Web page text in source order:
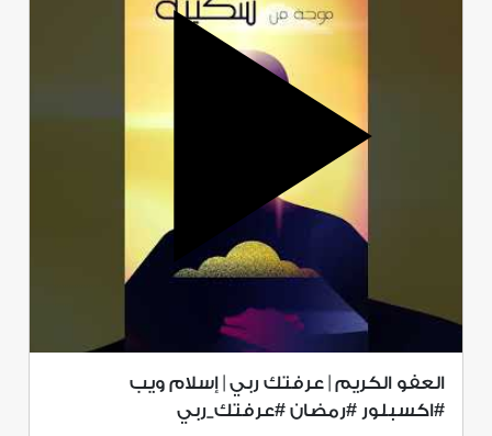
العفو الكريم | عرفتك ربي | إسلام ويب
#اكسبلور #رمضان #عرفتك_ربي